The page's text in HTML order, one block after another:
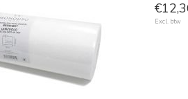
Excl. btw